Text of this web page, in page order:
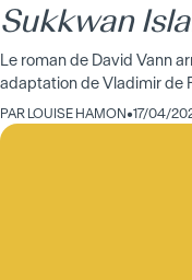
Sukkwan
Le roman de David Vann
adaptation de Vladimir de
Norman.
PAR LOUISE HAMON•17/04/